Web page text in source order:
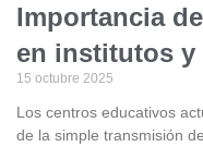
Importancia
en institutos y
15 octubre 2025
Los centros educativos
de la simple transmisión